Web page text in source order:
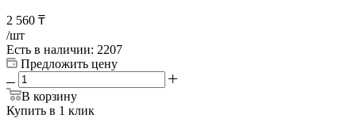
2 560 ₸
/шт
Есть в наличии: 2207
Предложить цену
В корзину
Купить в 1 клик